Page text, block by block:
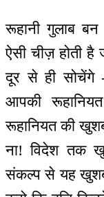
रूहानी गुलाब
ऐसी चीज़ होती है
दूर से ही
आपकी
रूहानियत की
ना! विदेश तक
संकल्प से यह